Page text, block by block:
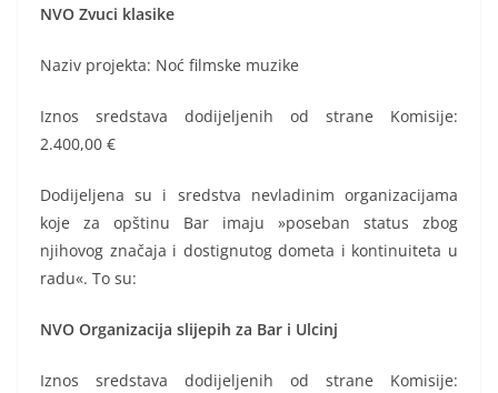
NVO Zvuci klasike
Naziv projekta: Noć filmske muzike
Iznos sredstava dodijeljenih od strane Komisije:
2.400,00 €
Dodijeljena su i sredstva nevladinim organizacijama
koje za opštinu Bar imaju »poseban status zbog
njihovog značaja i dostignutog dometa i kontinuiteta u
radu«. To su:
NVO Organizacija slijepih za Bar i Ulcinj
Iznos sredstava dodijeljenih od strane Komisije: